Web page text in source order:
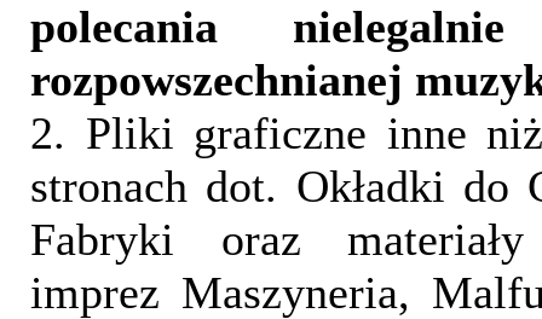
polecania
rozpowszechnianej
2. Pliki graficzne inne
stronach dot. Okładki do
Fabryki oraz
imprez Maszyneria,